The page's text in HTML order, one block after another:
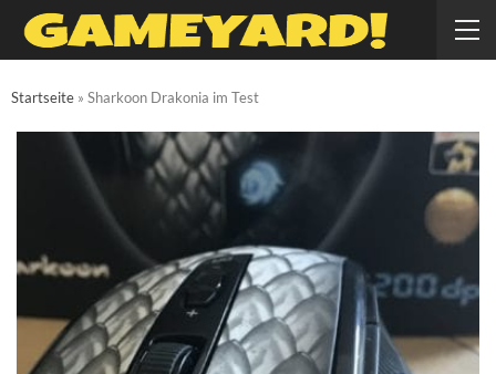
Startseite » Sharkoon Drakonia im Test